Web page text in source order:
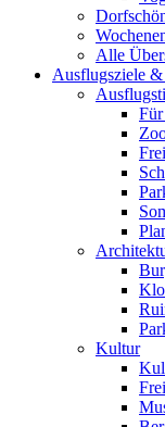
Alle
Ausflugsziele
Kultur